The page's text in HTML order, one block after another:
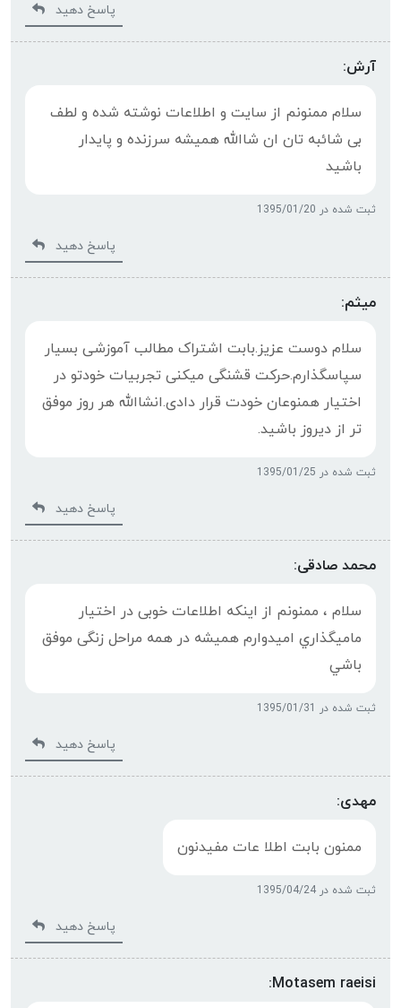
پاسخ دهید
آرش:
سلام ممنونم از سایت و اطلاعات نوشته شده و لطف
بی شائبه تان ان شاالله همیشه سرزنده و پایدار
باشید
ثبت شده در 1395/01/20
پاسخ دهید
میثم:
سلام دوست عزیز.بابت اشتراک مطالب آموزشی بسیار
سپاسگذارم.حرکت قشنگی میکنی تجربیات خودتو در
اختیار همنوعان خودت قرار دادی.انشاالله هر روز موفق
تر از دیروز باشید.
ثبت شده در 1395/01/25
پاسخ دهید
محمد صادقی:
سلام ، ممنونم از اینکه اطلاعات خوبی در اختیار
ماميگذاري امیدوارم همیشه در همه مراحل زنگی موفق
باشي
ثبت شده در 1395/01/31
پاسخ دهید
مهدی:
ممنون بابت اطلا عات مفیدنون
ثبت شده در 1395/04/24
پاسخ دهید
Motasem raeisi: